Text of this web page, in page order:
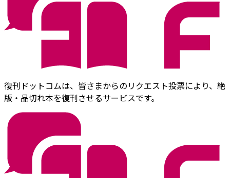
復刊ドットコムは、皆さまからのリクエスト投票により、絶
版・品切れ本を復刊させるサービスです。